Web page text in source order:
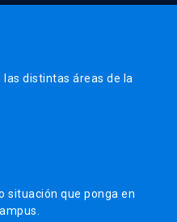
distintas áreas de la
situación que ponga en